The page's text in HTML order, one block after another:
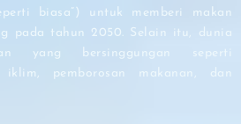
biasa”) untuk memberi makan
pada tahun 2050. Selain itu, dunia
yang bersinggungan seperti
iklim, pemborosan makanan, dan